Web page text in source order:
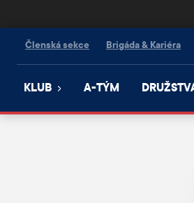
Členská sekce Brigáda & Kariéra
KLUB A-TÝM